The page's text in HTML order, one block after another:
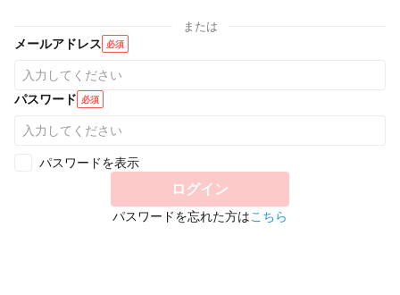
または
メールアドレス 必須
パスワード 必須
パスワードを表示
ログイン
パスワードを忘れた方はこちら